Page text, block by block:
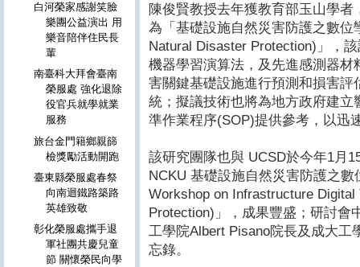
陳俊賢教授去年獲教育部玉山學
為「基礎設施自然災害防護之數
Natural Disaster Protection)」，
機器學習演算法，及先進感測器
害關鍵基礎設施進行預測和損害
統；擬議技術也將為地方政府建
準作業程序(SOP)提供參考，以迅
該研究團隊也與 UCSD於今年1月
NCKU 基礎設施自然災害防護之
Workshop on Infrastructure
Protection)」，成果豐盛；研討會
工學院Albert Pisano院長及成大
忘錄。
白河榮家感謝笑臉
樂團公益演出 用
樂音陪伴住民長
輩
南臺科大拜會臺南
榮服處 強化退除
役官兵就學就業
服務
旅台金門籍鄉親篩
檢獎勵活動開跑
臺東縣榮服處春祭
向南迴鐵路築路
英雄致敬
彰化榮服處攜手退
軍社團共慶兒童
節 關懷榮民向學